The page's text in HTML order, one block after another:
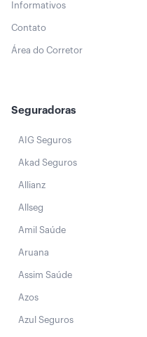
Informativos
Contato
Área do Corretor
Seguradoras
AIG Seguros
Akad Seguros
Allianz
Allseg
Amil Saúde
Aruana
Assim Saúde
Azos
Azul Seguros